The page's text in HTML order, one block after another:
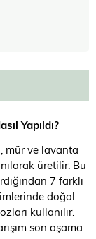
Yapıldı?
mür ve lavanta
üretilir. Bu
7 farklı
doğal
kullanılır.
son aşama